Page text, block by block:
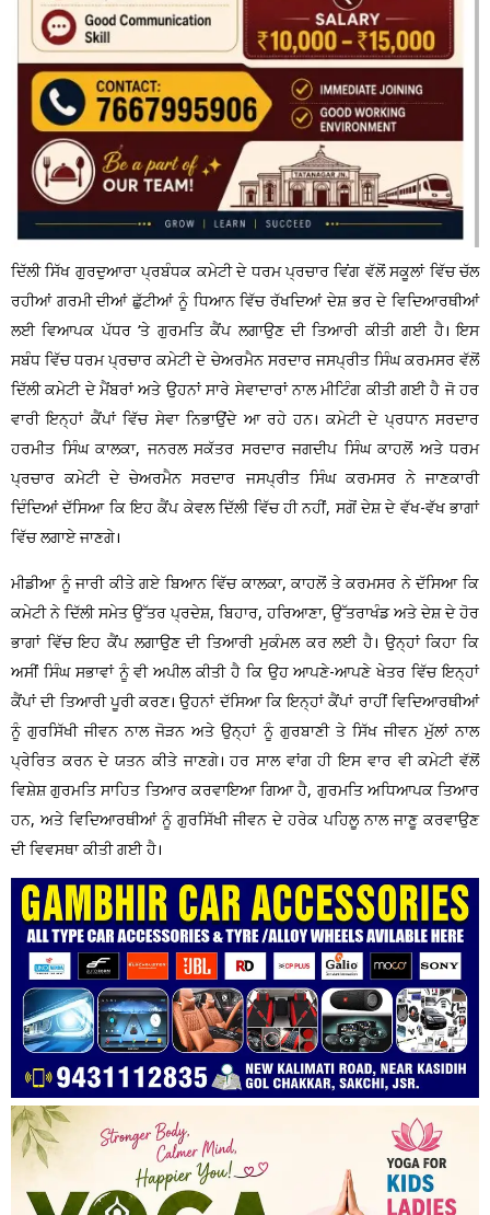
ਦਿੱਲੀ ਸਿੱਖ ਗੁਰਦੁਆਰਾ ਪ੍ਰਬੰਧਕ ਕਮੇਟੀ ਦੇ ਧਰਮ ਪ੍ਰਚਾਰ ਵਿਂਗ ਵੱਲੋਂ ਸਕੂਲਾਂ ਵਿੱਚ ਚੱਲ
ਰਹੀਆਂ ਗਰਮੀ ਦੀਆਂ ਛੁੱਟੀਆਂ ਨੂੰ ਧਿਆਨ ਵਿੱਚ ਰੱਖਦਿਆਂ ਦੇਸ਼ ਭਰ ਦੇ ਵਿਦਿਆਰਥੀਆਂ
ਲਈ ਵਿਆਪਕ ਪੱਧਰ ‘ਤੇ ਗੁਰਮਤਿ ਕੈਂਪ ਲਗਾਉਣ ਦੀ ਤਿਆਰੀ ਕੀਤੀ ਗਈ ਹੈ। ਇਸ
ਸਬੰਧ ਵਿੱਚ ਧਰਮ ਪ੍ਰਚਾਰ ਕਮੇਟੀ ਦੇ ਚੇਅਰਮੈਨ ਸਰਦਾਰ ਜਸਪ੍ਰੀਤ ਸਿੰਘ ਕਰਮਸਰ ਵੱਲੋਂ
ਦਿੱਲੀ ਕਮੇਟੀ ਦੇ ਮੈਂਬਰਾਂ ਅਤੇ ਉਹਨਾਂ ਸਾਰੇ ਸੇਵਾਦਾਰਾਂ ਨਾਲ ਮੀਟਿੰਗ ਕੀਤੀ ਗਈ ਹੈ ਜੋ ਹਰ
ਵਾਰੀ ਇਨ੍ਹਾਂ ਕੈਂਪਾਂ ਵਿੱਚ ਸੇਵਾ ਨਿਭਾਉਂਦੇ ਆ ਰਹੇ ਹਨ। ਕਮੇਟੀ ਦੇ ਪ੍ਰਧਾਨ ਸਰਦਾਰ
ਹਰਮੀਤ ਸਿੰਘ ਕਾਲਕਾ, ਜਨਰਲ ਸਕੱਤਰ ਸਰਦਾਰ ਜਗਦੀਪ ਸਿੰਘ ਕਾਹਲੋਂ ਅਤੇ ਧਰਮ
ਪ੍ਰਚਾਰ ਕਮੇਟੀ ਦੇ ਚੇਅਰਮੈਨ ਸਰਦਾਰ ਜਸਪ੍ਰੀਤ ਸਿੰਘ ਕਰਮਸਰ ਨੇ ਜਾਣਕਾਰੀ
ਦਿੰਦਿਆਂ ਦੱਸਿਆ ਕਿ ਇਹ ਕੈਂਪ ਕੇਵਲ ਦਿੱਲੀ ਵਿੱਚ ਹੀ ਨਹੀਂ, ਸਗੋਂ ਦੇਸ਼ ਦੇ ਵੱਖ-ਵੱਖ ਭਾਗਾਂ
ਵਿੱਚ ਲਗਾਏ ਜਾਣਗੇ।
ਮੀਡੀਆ ਨੂੰ ਜਾਰੀ ਕੀਤੇ ਗਏ ਬਿਆਨ ਵਿੱਚ ਕਾਲਕਾ, ਕਾਹਲੋਂ ਤੇ ਕਰਮਸਰ ਨੇ ਦੱਸਿਆ ਕਿ
ਕਮੇਟੀ ਨੇ ਦਿੱਲੀ ਸਮੇਤ ਉੱਤਰ ਪ੍ਰਦੇਸ਼, ਬਿਹਾਰ, ਹਰਿਆਣਾ, ਉੱਤਰਾਖੰਡ ਅਤੇ ਦੇਸ਼ ਦੇ ਹੋਰ
ਭਾਗਾਂ ਵਿੱਚ ਇਹ ਕੈਂਪ ਲਗਾਉਣ ਦੀ ਤਿਆਰੀ ਮੁਕੰਮਲ ਕਰ ਲਈ ਹੈ। ਉਨ੍ਹਾਂ ਕਿਹਾ ਕਿ
ਅਸੀਂ ਸਿੰਘ ਸਭਾਵਾਂ ਨੂੰ ਵੀ ਅਪੀਲ ਕੀਤੀ ਹੈ ਕਿ ਉਹ ਆਪਣੇ-ਆਪਣੇ ਖੇਤਰ ਵਿੱਚ ਇਨ੍ਹਾਂ
ਕੈਂਪਾਂ ਦੀ ਤਿਆਰੀ ਪੂਰੀ ਕਰਣ। ਉਹਨਾਂ ਦੱਸਿਆ ਕਿ ਇਨ੍ਹਾਂ ਕੈਂਪਾਂ ਰਾਹੀਂ ਵਿਦਿਆਰਥੀਆਂ
ਨੂੰ ਗੁਰਸਿੱਖੀ ਜੀਵਨ ਨਾਲ ਜੋੜਨ ਅਤੇ ਉਨ੍ਹਾਂ ਨੂੰ ਗੁਰਬਾਣੀ ਤੇ ਸਿੱਖ ਜੀਵਨ ਮੁੱਲਾਂ ਨਾਲ
ਪ੍ਰੇਰਿਤ ਕਰਨ ਦੇ ਯਤਨ ਕੀਤੇ ਜਾਣਗੇ। ਹਰ ਸਾਲ ਵਾਂਗ ਹੀ ਇਸ ਵਾਰ ਵੀ ਕਮੇਟੀ ਵੱਲੋਂ
ਵਿਸ਼ੇਸ਼ ਗੁਰਮਤਿ ਸਾਹਿਤ ਤਿਆਰ ਕਰਵਾਇਆ ਗਿਆ ਹੈ, ਗੁਰਮਤਿ ਅਧਿਆਪਕ ਤਿਆਰ
ਹਨ, ਅਤੇ ਵਿਦਿਆਰਥੀਆਂ ਨੂੰ ਗੁਰਸਿੱਖੀ ਜੀਵਨ ਦੇ ਹਰੇਕ ਪਹਿਲੂ ਨਾਲ ਜਾਣੂ ਕਰਵਾਉਣ
ਦੀ ਵਿਵਸਥਾ ਕੀਤੀ ਗਈ ਹੈ।